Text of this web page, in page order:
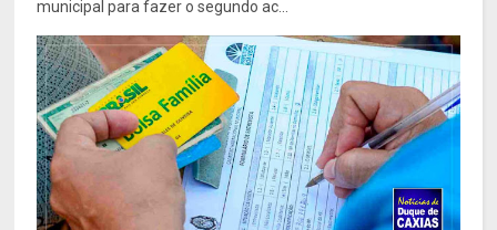
municipal para fazer o segundo ac...